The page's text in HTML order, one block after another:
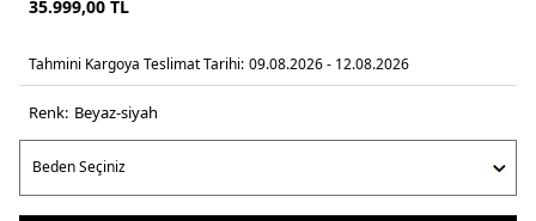
35.999,00 TL
Tahmini Kargoya Teslimat Tarihi: 09.08.2026 - 12.08.2026
Renk: beyaz-si̇yah